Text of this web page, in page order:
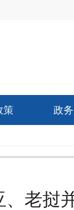
策 政
老挝